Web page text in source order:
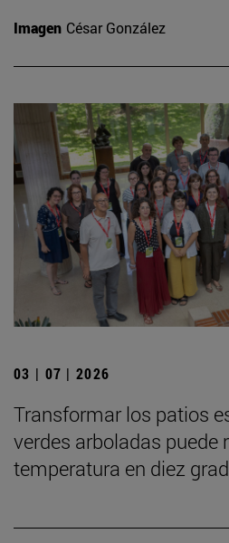
Imagen César González
03 | 07 | 2026
Transformar los patios
verdes arboladas puede
temperatura en diez